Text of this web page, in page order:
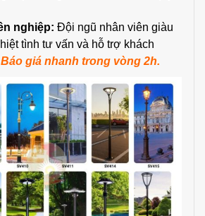
nghiệp: Đội ngũ nhân viên giàu
tình tư vấn và hỗ trợ khách
Báo giá nhanh trong vòng 2h.